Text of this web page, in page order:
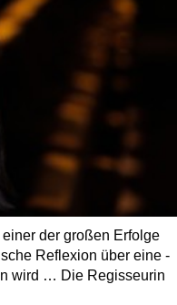
der großen Erfolge
Reflexion über eine
wird … Die Regisseurin